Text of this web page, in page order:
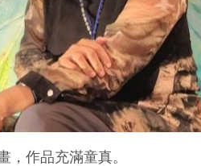
作品充滿童真。